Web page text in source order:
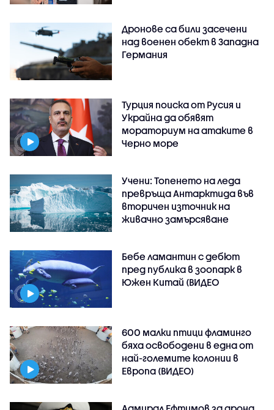
Дронове са били засечени
над военен обект в Западна
Германия
Турция поиска от Русия и
Украйна да обявят
мораториум на атаките в
Черно море
Учени: Топенето на леда
превръща Антарктида във
вторичен източник на
живачно замърсяване
Бебе ламантин с дебют
пред публика в зоопарк в
Южен Китай (ВИДЕО
600 малки птици фламинго
бяха освободени в една от
най-големите колонии в
Европа (ВИДЕО)